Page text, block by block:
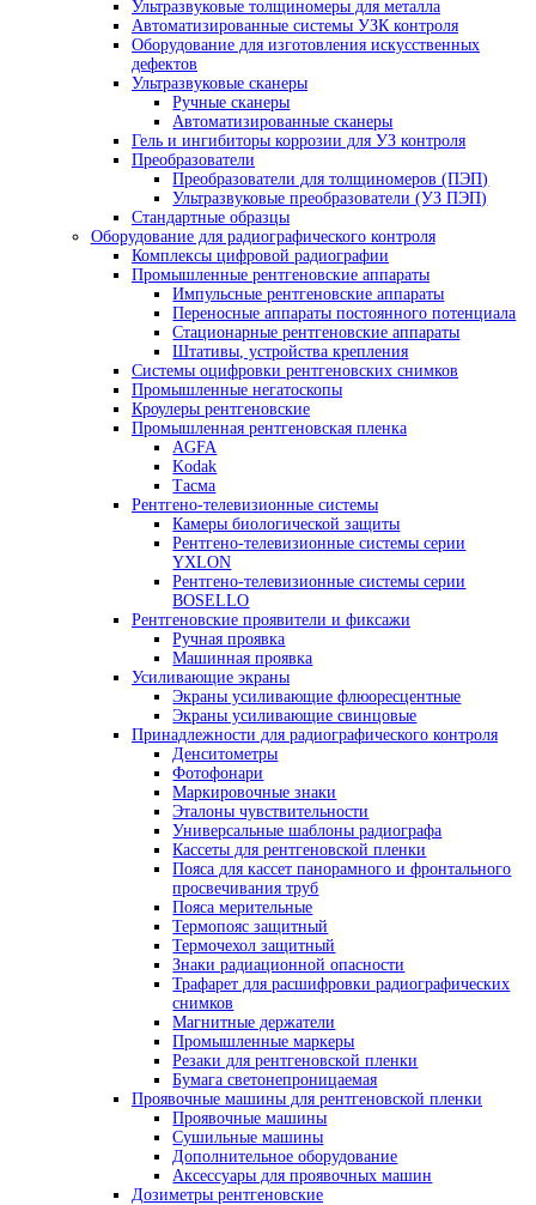
Поляризационные микроскопы для
минералогии
Поляризационные микроскопы
Флуоресцентные микроскопы
Для контроля минералов
Фазово-контрастные микроскопы
Для работы в проходящем и отраженном
Темнопольные микроскопы
ДИК микроскопы
LED-микроскопы
Китайские микроскопы
Медицинские микроскопы
Микроскопы Nexcope
Микроскопы Nikon
Приборы для ультразвукового контроля
Ультразвуковые дефектоскопы
Дефектоскопы на фазированных
Ультразвуковые толщиномеры для металла
Автоматизированные системы УЗК контроля
Оборудование для изготовления
дефектов
Ультразвуковые сканеры
Ручные сканеры
Автоматизированные сканеры
Гель и ингибиторы коррозии для УЗ
Преобразователи
Преобразователи для толщиномеров
Ультразвуковые преобразователи (УЗ
Стандартные образцы
Оборудование для радиографического контроля
Комплексы цифровой радиографии
Промышленные рентгеновские аппараты
Импульсные рентгеновские аппараты
Переносные аппараты постоянного
Стационарные рентгеновские аппараты
Штативы, устройства крепления
Системы оцифровки рентгеновских снимков
Промышленные негатоскопы
Кроулеры рентгеновские
Промышленная рентгеновская пленка
AGFA
Kodak
Тасма
Рентгено-телевизионные системы
Камеры биологической защиты
Рентгено-телевизионные системы
YXLON
Рентгено-телевизионные системы
BOSELLO
Рентгеновские проявители и фиксажи
Ручная проявка
Машинная проявка
Усиливающие экраны
Экраны усиливающие флюоресцентные